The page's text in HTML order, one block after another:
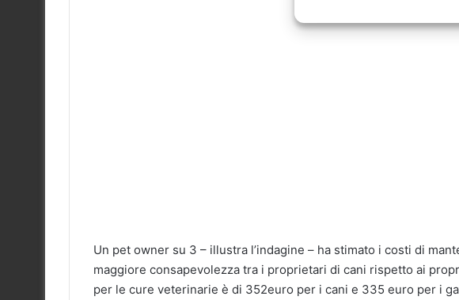
Un pet owner su 3 – illustra l’indagine – ha stimato i costi di
maggiore consapevolezza tra i proprietari di cani rispetto ai
per le cure veterinarie è di 352euro per i cani e 335 euro per i